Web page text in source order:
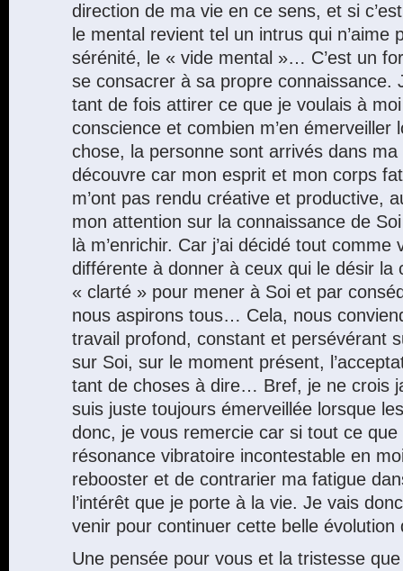
direction de ma vie en ce sens, et si
le mental revient tel un intrus qui n’aime
sérénité, le « vide mental »… C’est un
se consacrer à sa propre connaissance.
tant de fois attirer ce que je voulais à
conscience et combien m’en émerveiller
chose, la personne sont arrivés dans ma
découvre car mon esprit et mon corps
m’ont pas rendu créative et productive,
mon attention sur la connaissance de
là m’enrichir. Car j’ai décidé tout
différente à donner à ceux qui le désir la
« clarté » pour mener à Soi et par
nous aspirons tous… Cela, nous
travail profond, constant et persévérant
sur Soi, sur le moment présent,
tant de choses à dire… Bref, je ne crois
suis juste toujours émerveillée lorsque
donc, je vous remercie car si tout ce que
résonance vibratoire incontestable en
rebooster et de contrarier ma fatigue
l’intérêt que je porte à la vie. Je vais
venir pour continuer cette belle
Une pensée pour vous et la tristesse